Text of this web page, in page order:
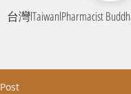
台灣lTaiwanlPharmacist
Post